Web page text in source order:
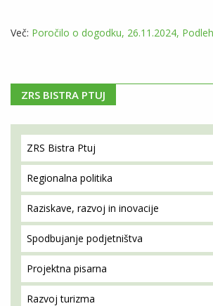
Več: Poročilo o dogodku, 26.11.2024,
ZRS BISTRA PTUJ
ZRS Bistra Ptuj
Regionalna politika
Raziskave, razvoj in inovacije
Spodbujanje podjetništva
Projektna pisarna
Razvoj turizma